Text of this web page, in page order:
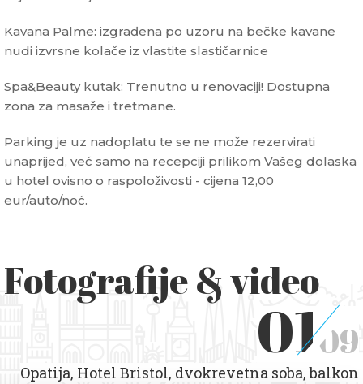
Kavana Palme: izgrađena po uzoru na bečke kavane
nudi izvrsne kolače iz vlastite slastičarnice
Spa&Beauty kutak: Trenutno u renovaciji! Dostupna
zona za masaže i tretmane.
Parking je uz nadoplatu te se ne može rezervirati
unaprijed, već samo na recepciji prilikom Vašeg dolaska
u hotel ovisno o raspoloživosti - cijena 12,00
eur/auto/noć.
Fotografije & video
0109
Opatija, Hotel Bristol, dvokrevetna soba, balkon